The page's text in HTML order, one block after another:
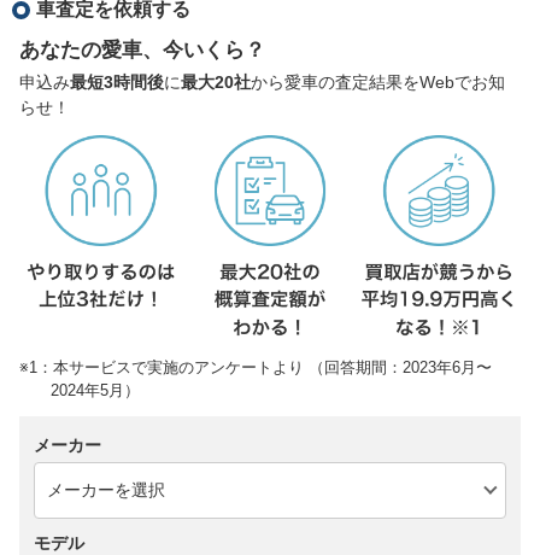
車査定を依頼する
あなたの愛車、今いくら？
申込み最短3時間後に最大20社から愛車の査定結果をWebでお知
らせ！
※1：本サービスで実施のアンケートより （回答期間：2023年6月〜
2024年5月）
メーカー
モデル